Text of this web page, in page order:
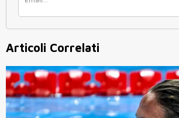
Articoli Correlati